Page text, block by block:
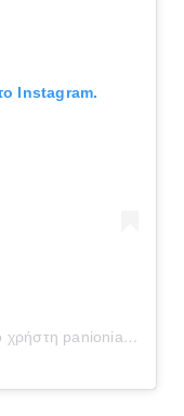
Instagram.
Η δημοσίευση κοινοποιήθηκε από το χρήστη panionianea.gr (@panionianea.gr)